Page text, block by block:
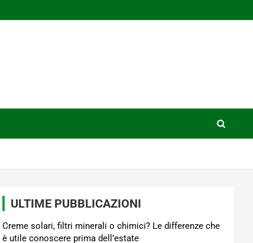
ULTIME PUBBLICAZIONI
Creme solari, filtri minerali o chimici? Le differenze che
è utile conoscere prima dell’estate